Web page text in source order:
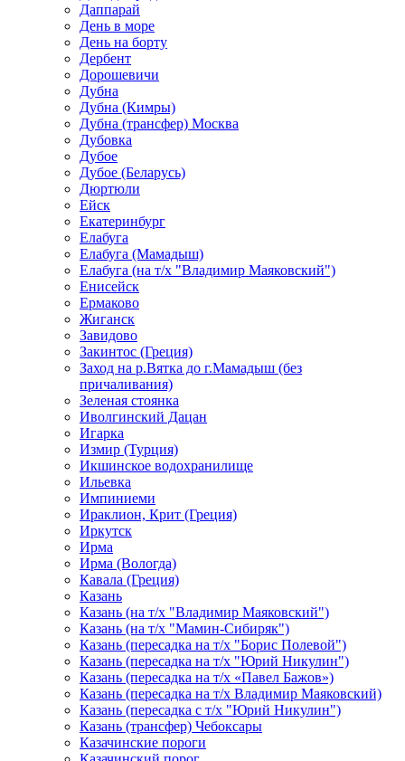
Даппарай
День в море
День на борту
Дербент
Дорошевичи
Дубна
Дубна (Кимры)
Дубна (трансфер) Москва
Дубовка
Дубое
Дубое (Беларусь)
Дюртюли
Ейск
Екатеринбург
Елабуга
Елабуга (Мамадыш)
Елабуга (на т/х "Владимир Маяковский")
Енисейск
Ермаково
Жиганск
Завидово
Закинтос (Греция)
Заход на р.Вятка до г.Мамадыш (без
причаливания)
Зеленая стоянка
Иволгинский Дацан
Игарка
Измир (Турция)
Икшинское водохранилище
Ильевка
Импиниеми
Ираклион, Крит (Греция)
Иркутск
Ирма
Ирма (Вологда)
Кавала (Греция)
Казань
Казань (на т/х "Владимир Маяковский")
Казань (на т/х "Мамин-Сибиряк")
Казань (пересадка на т/х "Борис Полевой")
Казань (пересадка на т/х "Юрий Никулин")
Казань (пересадка на т/х «Павел Бажов»)
Казань (пересадка на т/х Владимир Маяковский)
Казань (пересадка с т/х "Юрий Никулин")
Казань (трансфер) Чебоксары
Казачинские пороги